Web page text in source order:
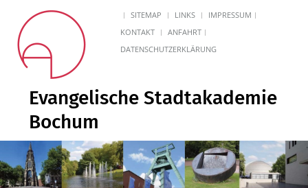
SITEMAP LINKS
IMPRESSUM
KONTAKT
ANFAHRT
DATENSCHUTZERKLÄRUNG
Evangelische Stadtakademie
Bochum